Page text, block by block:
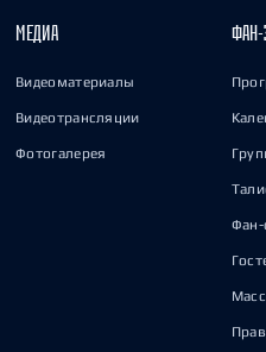
МЕДИА
Видеоматериалы
Видеотрансляции
Фотогалерея
ФАН-
Фан-